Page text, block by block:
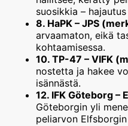
suosikkia –
8. HaPK – JPS
arvaamaton, eikä
kohtaamisessa.
10. TP-47 – VIFK
nostetta ja hakee
isännästä.
12. IFK Göteborg –
Göteborgin yli
peliarvon